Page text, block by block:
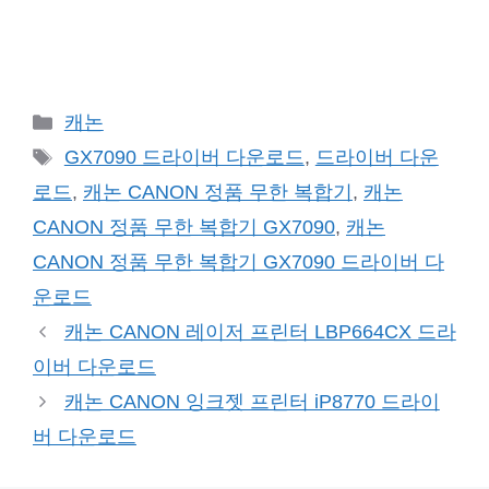
카
테
리
캐논
태
그
GX7090 드라이버 다운로드, 드라이버 다운
로드, 캐논 CANON 정품 무한 복합기 , 캐논
CANON 정품 무한 복합기 GX7090, 캐논
CANON 정품 무한 복합기 GX7090 드라이버 다
운로드
캐논 CANON 레이저 프린터 LBP664CX 드라
이버 다운로드
캐논 CANON 잉크젯 프린터 iP8770 드라이
버 다운로드